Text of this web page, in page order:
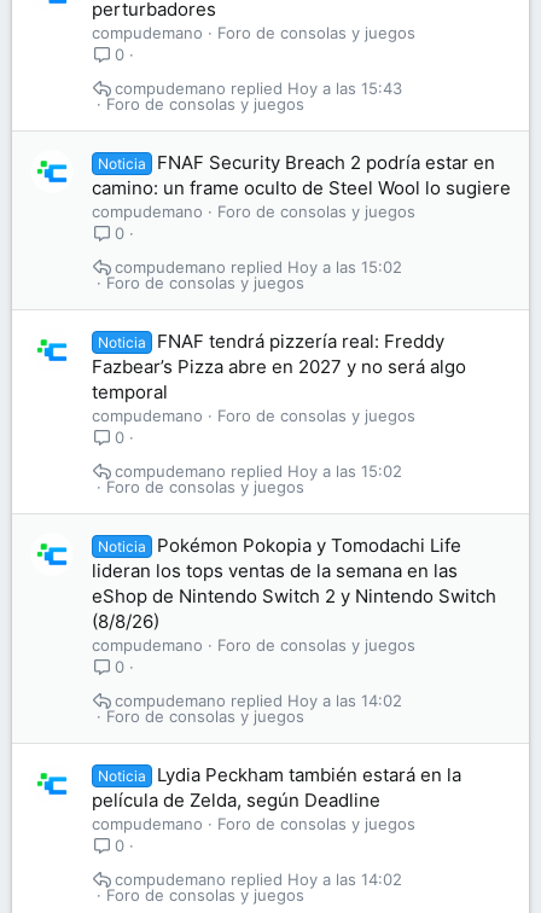
perturbadores
compudemano
Foro de consolas y juegos
0
Foro de consolas y juegos
Hoy a las 15:43
compudemano
Noticia
FNAF Security Breach 2 podría estar en
camino: un frame oculto de Steel Wool lo sugiere
compudemano
Foro de consolas y juegos
0
Foro de consolas y juegos
Hoy a las 15:02
compudemano
Noticia
FNAF tendrá pizzería real: Freddy
Fazbear’s Pizza abre en 2027 y no será algo
temporal
compudemano
Foro de consolas y juegos
0
Foro de consolas y juegos
Hoy a las 15:02
compudemano
Noticia
Pokémon Pokopia y Tomodachi Life
lideran los tops ventas de la semana en las
eShop de Nintendo Switch 2 y Nintendo Switch
(8/8/26)
compudemano
Foro de consolas y juegos
0
Foro de consolas y juegos
Hoy a las 14:02
compudemano
Noticia
Lydia Peckham también estará en la
película de Zelda, según Deadline
compudemano
Foro de consolas y juegos
0
Foro de consolas y juegos
Hoy a las 14:02
compudemano